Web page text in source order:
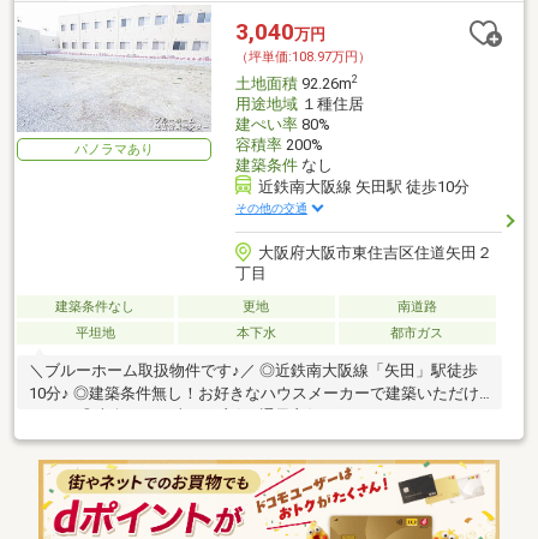
パノラマあり
3,040万円
（坪単価:108.97万円）
土地面積92.26m2
用途地域１種住居
建ぺい率80%
容積率200%
建築条件なし
近鉄南大阪線 矢田駅 徒歩10分
その他の交通
大阪府大阪市東住吉区住道矢田２
丁目
建築条件なし 更地
南道路
平坦地
本下水 都市ガス
＼ブルーホーム取扱物件です♪／ ◎近鉄南大阪線「矢田」駅徒歩
10分♪ ◎建築条件無し！お好きなハウスメーカーで建築いただけ